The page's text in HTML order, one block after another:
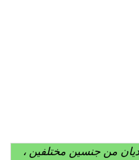
من جنسين مختلفين ،